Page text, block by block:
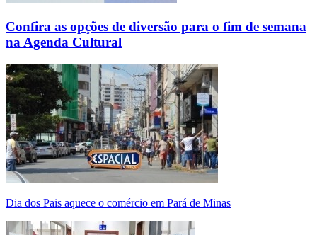
Confira as opções de diversão para o fim de semana
na Agenda Cultural
Dia dos Pais aquece o comércio em Pará de Minas